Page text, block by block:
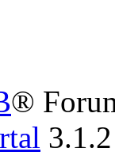
®